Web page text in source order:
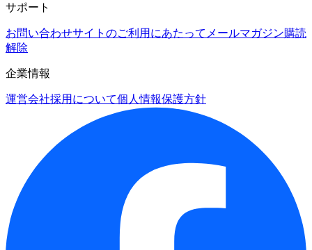
サポート
お問い合わせサイトのご利用にあたって メールマガジン購読
解除
企業情報
運営会社採用について個人情報保護方針